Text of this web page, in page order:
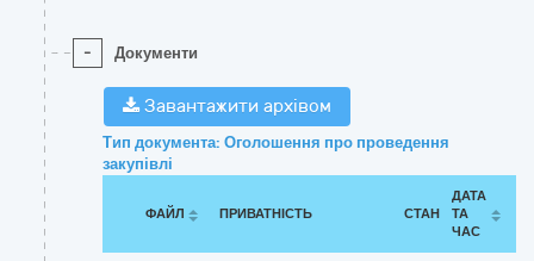
- Документи
Завантажити архівом
Тип документа: Оголошення про проведення
закупівлі
ФАЙЛ ПРИВАТНІСТЬ СТАН
ДАТА
ТА
ЧАС